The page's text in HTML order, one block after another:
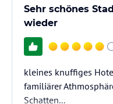
Sehr schönes
wieder
kleines knuffiges
familiärer
Schatten...